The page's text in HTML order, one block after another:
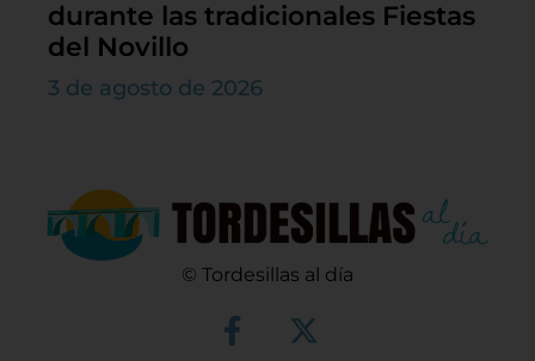
durante las tradicionales Fiestas
del Novillo
3 de agosto de 2026
© Tordesillas al día